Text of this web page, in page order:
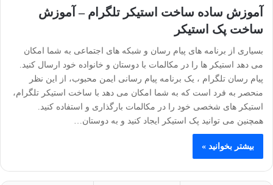
آموزش ساده ساخت استیکر تلگرام – آموزش
ساخت پک استیکر
بسیاری از برنامه های پیام رسان و شبکه های اجتماعی به شما امکان
می دهد استیکر ها را در مکالمات با دوستان و خانواده خود ارسال کنید.
پیام رسان تلگرام ، یک برنامه پیام رسانی ایمن محبوب، از این نظر
منحصر به فرد است که به شما امکان می دهد با ساخت استیکر تلگرام،
استیکر های شخصی خود را در مکالمات بارگذاری و استفاده کنید.
همچنین می توانید پک استیکر ایجاد کنید و به دوستان…
بیشتر بخوانید »